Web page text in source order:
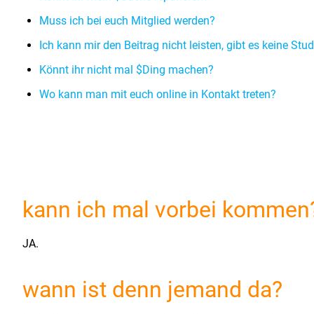
Muss ich bei euch Mitglied werden?
Ich kann mir den Beitrag nicht leisten, gibt es keine
Könnt ihr nicht mal $Ding machen?
Wo kann man mit euch online in Kontakt treten?
kann ich mal vorbei
JA.
wann ist denn jemand da?